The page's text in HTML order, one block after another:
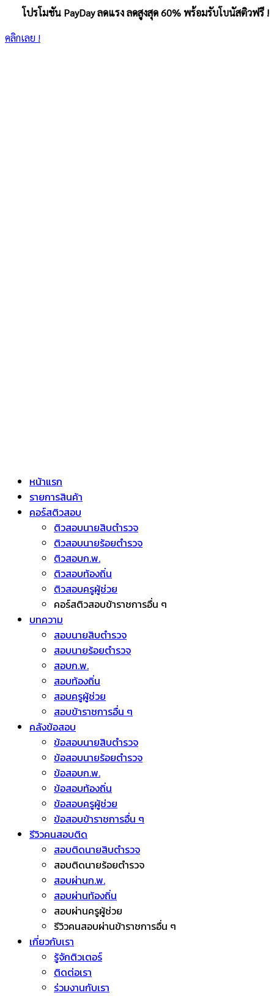
โปรโมชัน PayDay ลดแรง ลดสูงสุด 60% พร้อมรับโบนัสติวฟรี !
คลิกเลย !
หน้าแรก
รายการสินค้า
คอร์สติวสอบ
ติวสอบนายสิบตำรวจ
ติวสอบนายร้อยตำรวจ
ติวสอบก.พ.
ติวสอบท้องถิ่น
ติวสอบครูผู้ช่วย
คอร์สติวสอบข้าราชการอื่น ๆ
บทความ
สอบนายสิบตำรวจ
สอบนายร้อยตำรวจ
สอบก.พ.
สอบท้องถิ่น
สอบครูผู้ช่วย
สอบข้าราชการอื่น ๆ
คลังข้อสอบ
ข้อสอบนายสิบตำรวจ
ข้อสอบนายร้อยตำรวจ
ข้อสอบก.พ.
ข้อสอบท้องถิ่น
ข้อสอบครูผู้ช่วย
ข้อสอบข้าราชการอื่น ๆ
รีวิวคนสอบติด
สอบติดนายสิบตำรวจ
สอบติดนายร้อยตำรวจ
สอบผ่านก.พ.
สอบผ่านท้องถิ่น
สอบผ่านครูผู้ช่วย
รีวิวคนสอบผ่านข้าราชการอื่น ๆ
เกี่ยวกับเรา
รู้จักติวเตอร์
ติดต่อเรา
ร่วมงานกับเรา